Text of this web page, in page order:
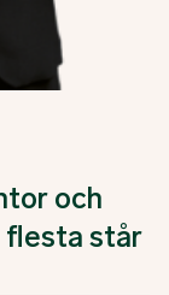
och
flesta står